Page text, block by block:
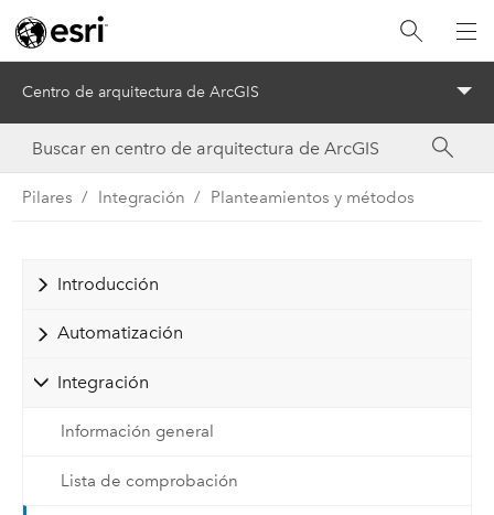
Centro de arquitectura de ArcGIS
Menu
Pilares Integración Planteamientos y métodos
Introducción
Automatización
Integración
Información general
Lista de comprobación